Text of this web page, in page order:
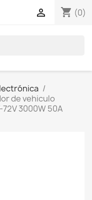
shopping_cart (0)

de vehiculo
3000W 50A